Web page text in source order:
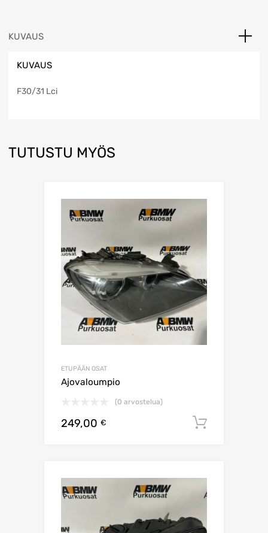
KUVAUS
KUVAUS
F30/31 Lci
TUTUSTU MYÖS
ETUPÄÄN OSAT
Ajovaloumpio
(0 arvostelua)
249,00 €